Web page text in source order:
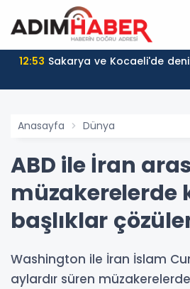
12:53 Sakarya ve Kocaeli'de
Anasayfa Dünya
ABD ile İran
müzakerelerde
başlıklar
Washington ile İran İslam
aylardır süren